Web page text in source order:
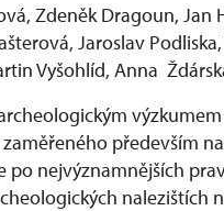
Zdeněk Dragoun, Jan
Jaroslav
Vyšohlíd, Anna
především
nejvýznamnějších
nalezištích